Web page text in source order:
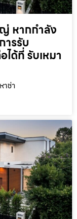
หากกำลัง
ารรับ
ด้ที่ รับเหมา
ช่า